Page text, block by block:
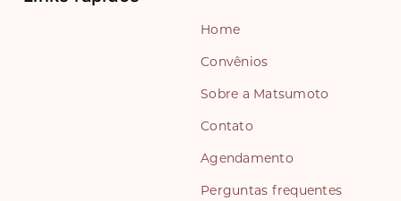
Home
Convênios
Sobre a Matsumoto
Contato
Agendamento
Perguntas frequentes